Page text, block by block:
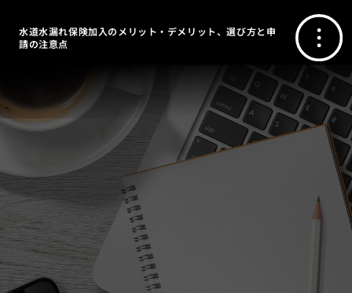
水道水漏れ保険加入のメリット・デメリット、選び方と申
請の注意点